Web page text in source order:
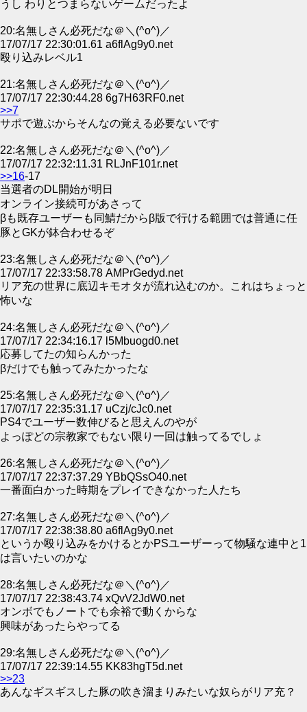
うし わりとつまらないゲームだったよ
20:名無しさん必死だな＠＼(^o^)／
17/07/17 22:30:01.61 a6flAg9y0.net
殴り込みレベル1
21:名無しさん必死だな＠＼(^o^)／
17/07/17 22:30:44.28 6g7H63RF0.net
>>7
サポで遊ぶからそんなの覚える必要ないです
22:名無しさん必死だな＠＼(^o^)／
17/07/17 22:32:11.31 RLJnF101r.net
>>16-17
当選者のDL開始が明日
オンライン接続可があさって
βも既存ユーザーも同鯖だからβ版で行ける範囲では普通に任
豚とGKが鉢合わせるぞ
23:名無しさん必死だな＠＼(^o^)／
17/07/17 22:33:58.78 AMPrGedyd.net
リア充の世界に底辺キモオタが流れ込むのか。これはちょっと
怖いな
24:名無しさん必死だな＠＼(^o^)／
17/07/17 22:34:16.17 l5Mbuogd0.net
応募してたの知らんかった
βだけでも触ってみたかったな
25:名無しさん必死だな＠＼(^o^)／
17/07/17 22:35:31.17 uCzj/cJc0.net
PS4でユーザー数伸びると思えんのやが
よっぽどの宗教家でもない限り一回は触ってるでしょ
26:名無しさん必死だな＠＼(^o^)／
17/07/17 22:37:37.29 YBbQSsO40.net
一番面白かった時期をプレイできなかった人たち
27:名無しさん必死だな＠＼(^o^)／
17/07/17 22:38:38.80 a6flAg9y0.net
というか殴り込みをかけるとかPSユーザーって物騒な連中と1
は言いたいのかな
28:名無しさん必死だな＠＼(^o^)／
17/07/17 22:38:43.74 xQvV2JdW0.net
オンボでもノートでも余裕で動くからな
興味があったらやってる
29:名無しさん必死だな＠＼(^o^)／
17/07/17 22:39:14.55 KK83hgT5d.net
>>23
あんなギスギスした豚の吹き溜まりみたいな奴らがリア充？